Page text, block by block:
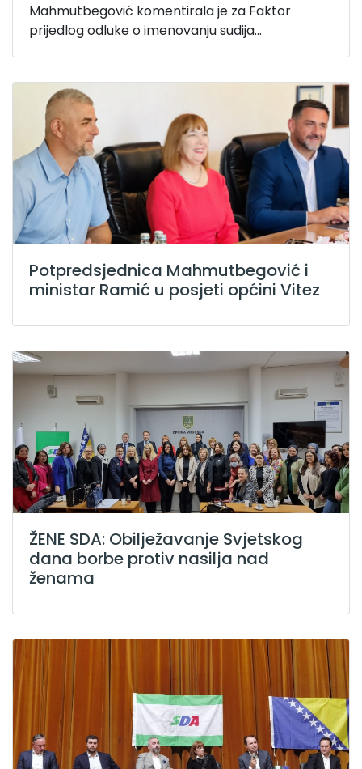
Mahmutbegović komentirala je za Faktor
prijedlog odluke o imenovanju sudija...
Potpredsjednica Mahmutbegović i
ministar Ramić u posjeti općini Vitez
ŽENE SDA: Obilježavanje Svjetskog
dana borbe protiv nasilja nad
ženama